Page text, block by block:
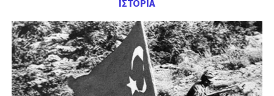
ΙΣΤΟΡΙΑ